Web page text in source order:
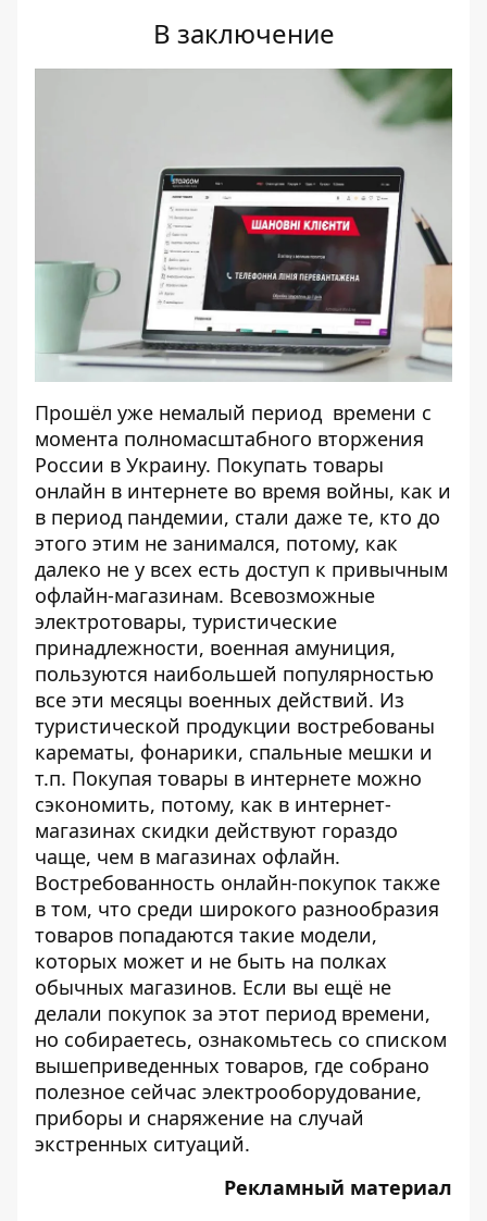
В заключение
Прошёл уже немалый период времени с
момента полномасштабного вторжения
России в Украину. Покупать товары
онлайн в интернете во время войны, как и
в период пандемии, стали даже те, кто до
этого этим не занимался, потому, как
далеко не у всех есть доступ к привычным
офлайн-магазинам. Всевозможные
электротовары, туристические
принадлежности, военная амуниция,
пользуются наибольшей популярностью
все эти месяцы военных действий. Из
туристической продукции востребованы
карематы, фонарики, спальные мешки и
т.п. Покупая товары в интернете можно
сэкономить, потому, как в интернет-
магазинах скидки действуют гораздо
чаще, чем в магазинах офлайн.
Востребованность онлайн-покупок также
в том, что среди широкого разнообразия
товаров попадаются такие модели,
которых может и не быть на полках
обычных магазинов. Если вы ещё не
делали покупок за этот период времени,
но собираетесь, ознакомьтесь со списком
вышеприведенных товаров, где собрано
полезное сейчас электрооборудование,
приборы и снаряжение на случай
экстренных ситуаций.
Рекламный материал